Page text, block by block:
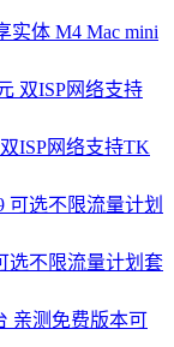
实体 M4 Mac mini
ISP网络支持TK
选不限流量计划套